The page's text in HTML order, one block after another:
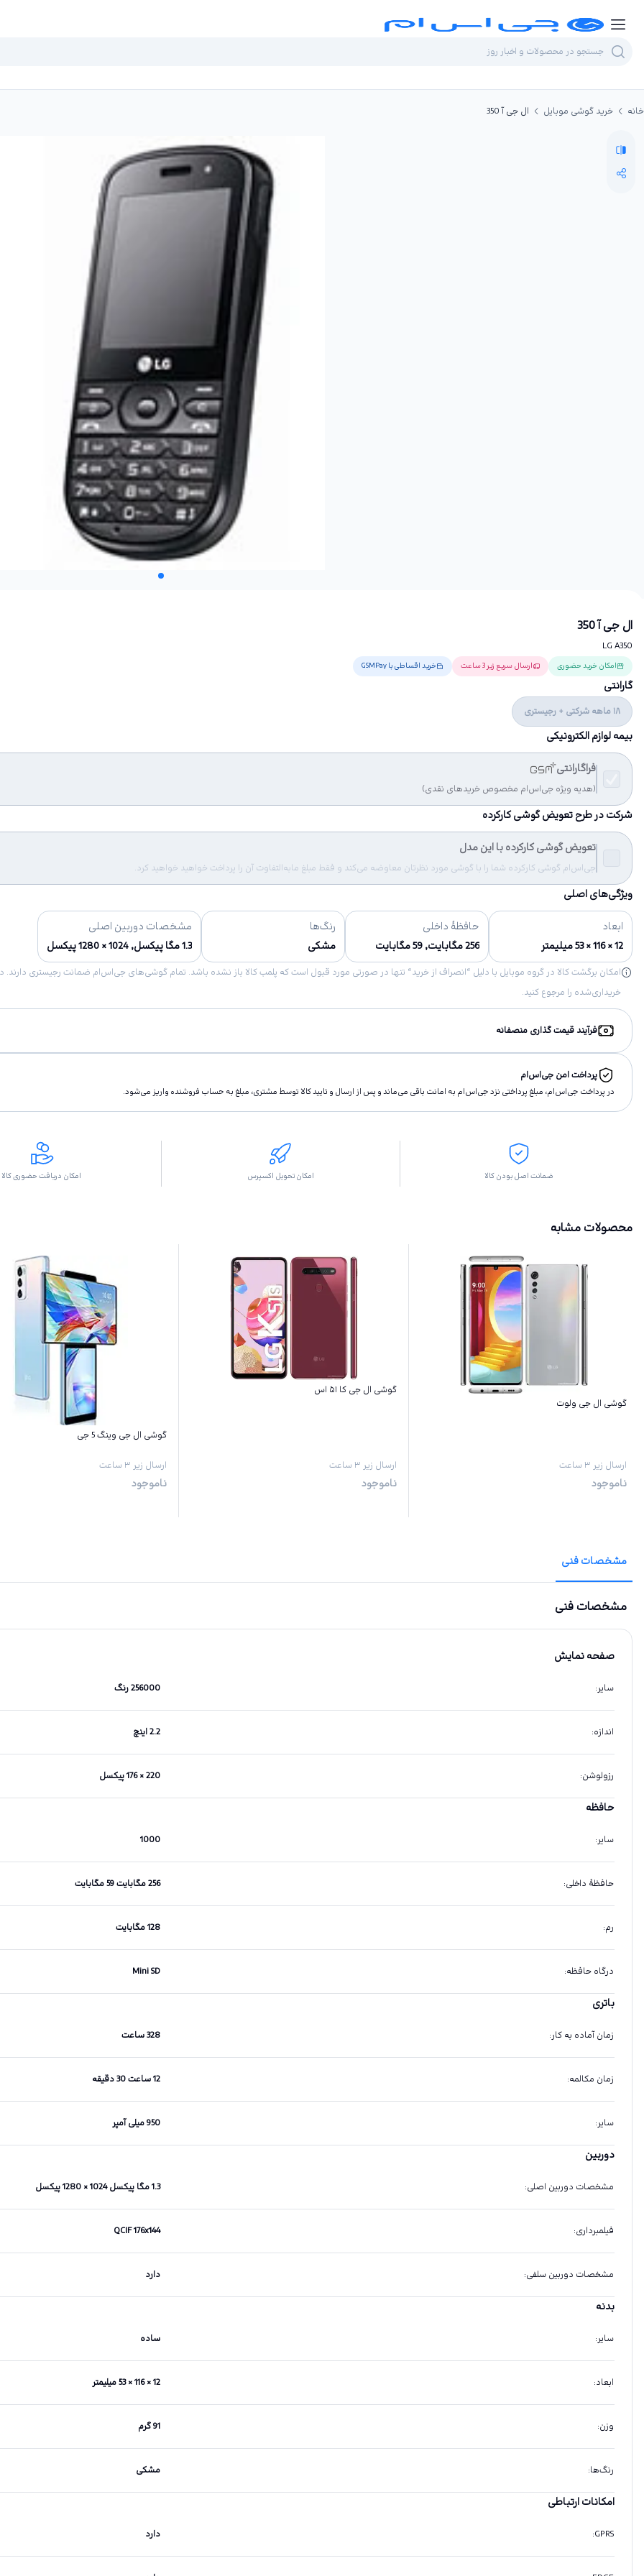
خانه خرید گوشی موبایل ال جی آ 350
ال جی آ 350
LG A350
امکان خرید حضوری ارسال سریع زیر 3 ساعت خرید اقساطی با GSMPay
گارانتی
18 ماهه شرکتی + رجیستری
بیمه لوازم الکترونیکی
فراگارانتی
(هدیه ویژه جی‌اس‌ام مخصوص خریدهای نقدی)
شرکت در طرح تعویض گوشی کارکرده
تعویض گوشی کارکرده با این مدل
جی‌اس‌ام گوشی کارکرده شما را با گوشی مورد نظرتان معاوضه می‌کند و فقط مبلغ مابه‌التفاوت آن را پرداخت خواهید خواهید کرد.
ویژگی‌های اصلی
ابعاد
12 × 116 × 53 میلیمتر
حافظهٔ داخلی
256 مگابایت, 59 مگابایت
رنگ‌ها
مشکی
مشخصات دوربین اصلی
1.3 مگا پیکسل, 1024 × 1280 پیکسل
خریداری‌شده را مرجوع کنید.
فرآیند قیمت گذاری منصفانه
پرداخت امن جی‌اس‌ام
در پرداخت جی‌اس‌ام، مبلغ پرداختى نزد جی‌اس‌ام به امانت باقى مى‌ماند و پس از ارسال و تاييد كالا توسط مشتری، مبلغ به حساب فروشنده واريز مى‌شود.
ضمانت اصل بودن کالا امکان تحویل اکسپرس امکان دریافت حضوری کالا
محصولات مشابه
گوشی ال جی ولوت
ارسال زیر ۳ ساعت
ناموجود
گوشی ال جی کا ۵۱ اس
ارسال زیر ۳ ساعت
ناموجود
گوشی ال جی وینگ 5 جی
ارسال زیر ۳ ساعت
ناموجود
مشخصات فنی
مشخصات فنی
صفحه نمایش
سایر: 256000 رنگ
اندازه: 2.2 اینچ
رزولوشن: 220 × 176 پیکسل
حافظه
سایر:
1000
حافظهٔ داخلی: 256 مگابایت 59 مگابایت
رم: 128 مگابایت
درگاه حافظه:
Mini SD
باتری
زمان آماده به کار: 328 ساعت
زمان مکالمه: 12 ساعت 30 دقیقه
سایر: 950 میلی آمپر
دوربین
مشخصات دوربین اصلی: 1.3 مگا پیکسل 1024 × 1280 پیکسل
فیلمبرداری:
QCIF 176x144
مشخصات دوربین سلفی: دارد
بدنه
سایر: ساده
ابعاد: 12 × 116 × 53 میلیمتر
وزن: 91 گرم
رنگ‌ها: مشکی
امکانات ارتباطی
GPRS
: دارد